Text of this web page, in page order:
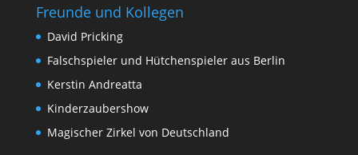
Freunde und Kollegen
David Pricking
Falschspieler und Hütchenspieler aus Berlin
Kerstin Andreatta
Kinderzaubershow
Magischer Zirkel von Deutschland